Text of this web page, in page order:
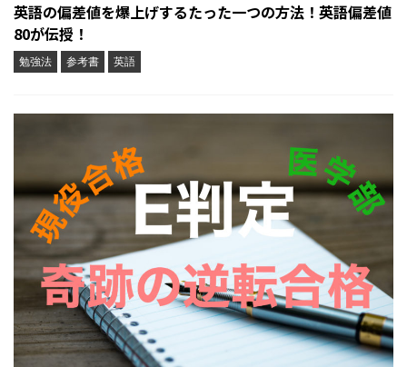
英語の偏差値を爆上げするたった一つの方法！英語偏差値
80が伝授！
勉強法 参考書 英語